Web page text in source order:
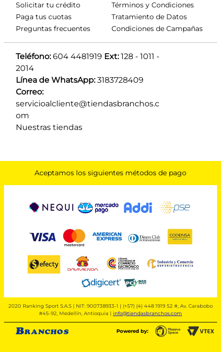
Solicitar tu crédito
Paga tus cuotas
Preguntas frecuentes
Términos y Condiciones
Tratamiento de Datos
Condiciones de Campañas
Teléfono: 604 4481919 Ext: 128 - 1011 -
2014
Línea de WhatsApp: 3183728409
Correo:
servicioalcliente@tiendasbranchos.c
om
Nuestras tiendas
Aceptamos los siguientes métodos de pago
2020 Ranking Sport S.A.S | NIT: 900738933-1 | (+57) (4) 448 1919 52 #, Av. Carabobo
#45-92, Medellín, Antioquia | info@tiendasbranchos.com
Powered by: